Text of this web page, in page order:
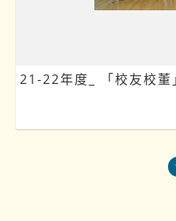
21-22年度_ 「校友校董